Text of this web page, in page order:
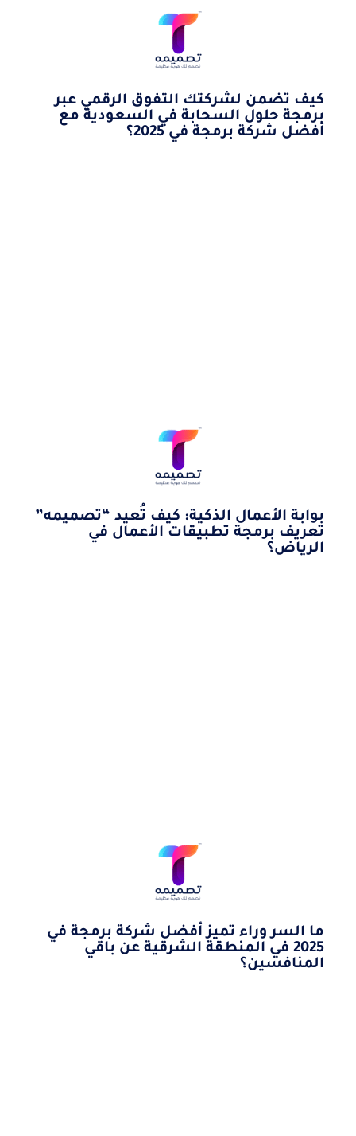
كيف تضمن لشركتك التفوق الرقمي عبر
برمجة حلول السحابة في السعودية مع
أفضل شركة برمجة في 2025؟
بوابة الأعمال الذكية: كيف تُعيد “تصميمه”
تعريف برمجة تطبيقات الأعمال في
الرياض؟
ما السر وراء تميز أفضل شركة برمجة في
2025 في المنطقة الشرقية عن باقي
المنافسين؟